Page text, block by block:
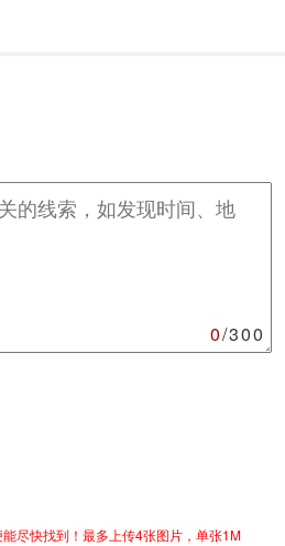
0/300
尽快找到！最多上传4张图片，单张1M